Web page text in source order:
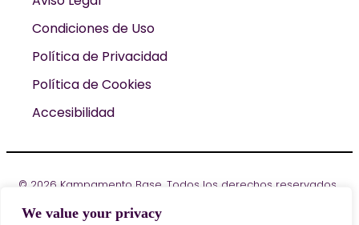
We value your privacy
Condiciones de Uso
Política de Privacidad
Política de Cookies
Accesibilidad
© 2026 Kampamento Base. Todos los derechos reservados